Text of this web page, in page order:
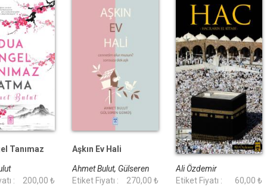
Tanımaz
:
200,00 ₺
Aşkın Ev Hali
Ahmet Bulut, Gülseren
Gümüş
Etiket Fiyatı : 270,00 ₺
Hac
Ali Özdemir
Etiket Fiyatı :
60,00 ₺